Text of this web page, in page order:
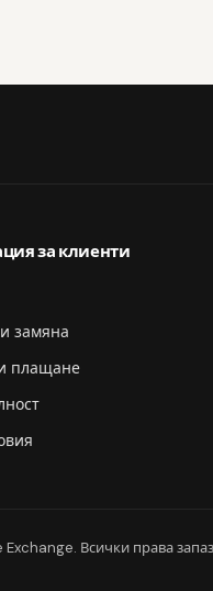
за клиенти
замяна
плащане
Всички права